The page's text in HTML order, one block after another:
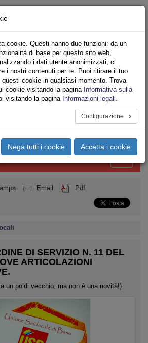
Iscriviti Online
Ricerca
Area Stampa
Privacy
DEL LAVORO
NAZIONALE DEL LAVORO
Email Pdf
DI SERVIZIO N. 11 DEL
ARTICOLAZIONI
un po’di vecchio, ma non è una novità!)
cookie. Questi hanno due funzioni: da un
di base per questo sito web,
i dati utente anonimizzati, ci
i nostri contenuti per te. Puoi ritirare il tuo
cookie in qualsiasi momento. Trova
cookie visitando la pagina Informativa sulla
visitando la pagina Informazioni legali.
Configurazione
Nega tutti i cookie Accetta i cookie